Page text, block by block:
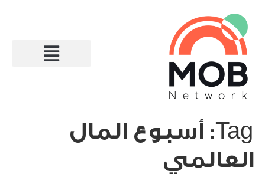
Tag: أسبوع المال
العالمي